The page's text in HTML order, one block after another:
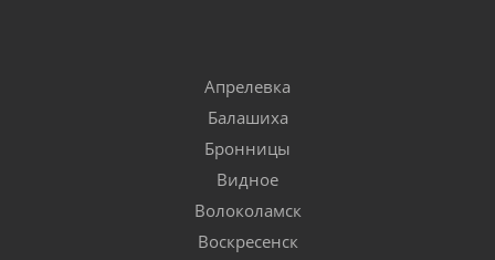
Апрелевка
Балашиха
Бронницы
Видное
Волоколамск
Воскресенск